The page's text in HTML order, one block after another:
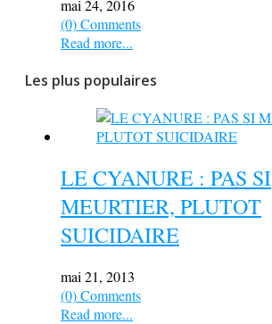
mai 24, 2016
(0) Comments
Read more...
Les plus populaires
LE CYANURE : PAS SI
MEURTIER, PLUTOT
SUICIDAIRE
mai 21, 2013
(0) Comments
Read more...